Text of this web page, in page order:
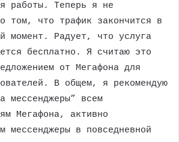
работы. Теперь я не
том, что трафик закончится в
момент. Радует, что услуга
бесплатно. Я считаю это
от Мегафона для
В общем, я рекомендую
мессенджеры” всем
Мегафона, активно
мессенджеры в повседневной